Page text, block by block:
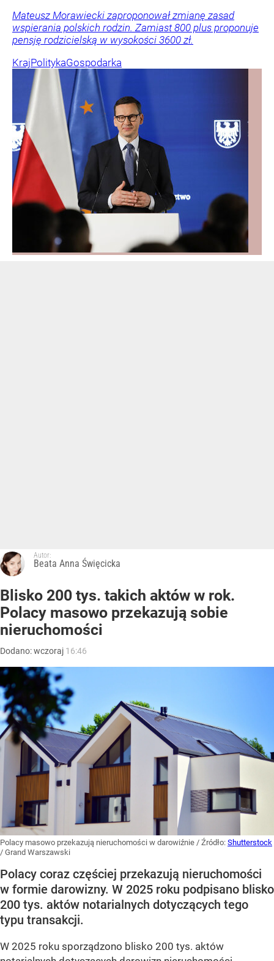
Mateusz Morawiecki zaproponował zmianę zasad
wspierania polskich rodzin. Zamiast 800 plus proponuje
pensję rodzicielską w wysokości 3600 zł.
KrajPolitykaGospodarka
Autor:
Beata Anna Święcicka
Blisko 200 tys. takich aktów w rok.
Polacy masowo przekazują sobie
nieruchomości
Dodano:wczoraj 16:46
Polacy masowo przekazują nieruchomości w darowiźnie / Źródło: Shutterstock
/ Grand Warszawski
Polacy coraz częściej przekazują nieruchomości
w formie darowizny. W 2025 roku podpisano blisko
200 tys. aktów notarialnych dotyczących tego
typu transakcji.
W 2025 roku sporządzono blisko 200 tys. aktów